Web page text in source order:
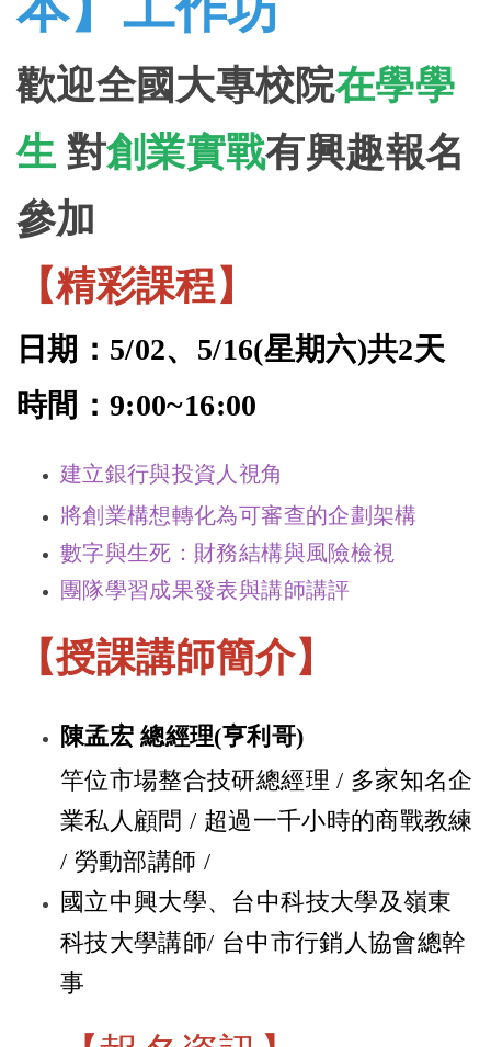
歡迎全國大專校院在學學
生 對創業實戰有興趣報名
參加
【精彩課程】
日期：5/02、5/16(星期六)共2天
時間：9:00~16:00
建立銀行與投資人視角
將創業構想轉化為可審查的企劃架構
數字與生死：財務結構與風險檢視
團隊學習成果發表與講師講評
【授課講師簡介】
陳孟宏 總經理(亨利哥)
竿位市場整合技研總經理 / 多家知名企
業私人顧問 / 超過一千小時的商戰教練
/ 勞動部講師 /
國立中興大學、台中科技大學及嶺東
科技大學講師/ 台中市行銷人協會總幹
事